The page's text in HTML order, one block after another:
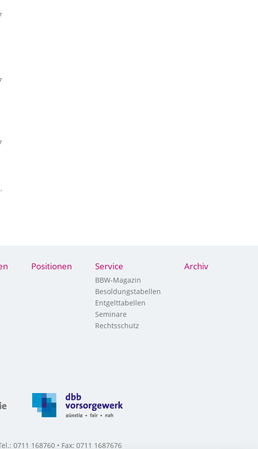
Positionen Service
BBW-Magazin
Besoldungstabellen
Entgelttabellen
Seminare
Rechtsschutz
Archiv
0711 168760 • Fax: 0711 1687676